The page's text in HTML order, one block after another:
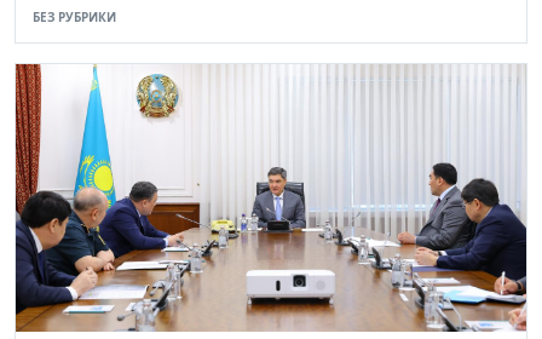
БЕЗ РУБРИКИ